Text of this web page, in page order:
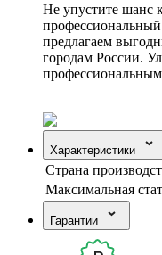
Не упустите шанс
предлагаем
городам России.
Характеристики
Страна
Максимальная
Гарантии